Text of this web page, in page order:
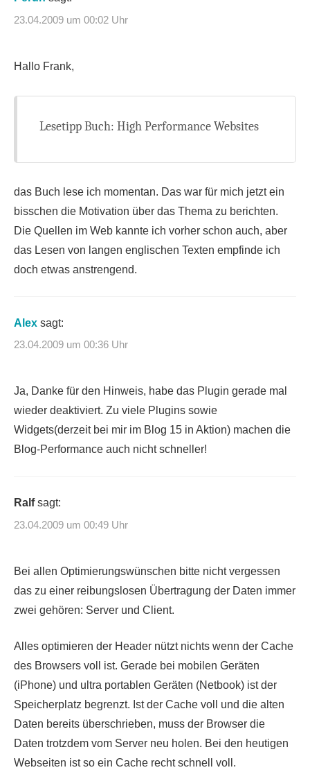
23.04.2009 um 00:02 Uhr
Hallo Frank,
Lesetipp Buch: High Performance Websites
das Buch lese ich momentan. Das war für mich jetzt ein
bisschen die Motivation über das Thema zu berichten.
Die Quellen im Web kannte ich vorher schon auch, aber
das Lesen von langen englischen Texten empfinde ich
doch etwas anstrengend.
Alex sagt:
23.04.2009 um 00:36 Uhr
Ja, Danke für den Hinweis, habe das Plugin gerade mal
wieder deaktiviert. Zu viele Plugins sowie
Widgets(derzeit bei mir im Blog 15 in Aktion) machen die
Blog-Performance auch nicht schneller!
Ralf sagt:
23.04.2009 um 00:49 Uhr
Bei allen Optimierungswünschen bitte nicht vergessen
das zu einer reibungslosen Übertragung der Daten immer
zwei gehören: Server und Client.
Alles optimieren der Header nützt nichts wenn der Cache
des Browsers voll ist. Gerade bei mobilen Geräten
(iPhone) und ultra portablen Geräten (Netbook) ist der
Speicherplatz begrenzt. Ist der Cache voll und die alten
Daten bereits überschrieben, muss der Browser die
Daten trotzdem vom Server neu holen. Bei den heutigen
Webseiten ist so ein Cache recht schnell voll.